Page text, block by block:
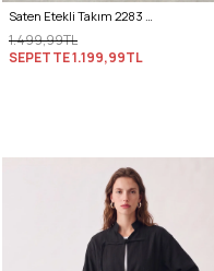
Saten Etekli Takım 2283 - MİNT YEŞİLİ
1.499,99TL
SEPETTE1.199,99TL